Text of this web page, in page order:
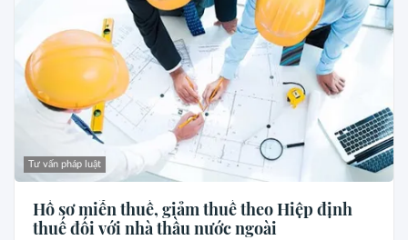
Tư vấn pháp luật
Hồ sơ miễn thuế, giảm thuế theo Hiệp định
thuế đối với nhà thầu nước ngoài